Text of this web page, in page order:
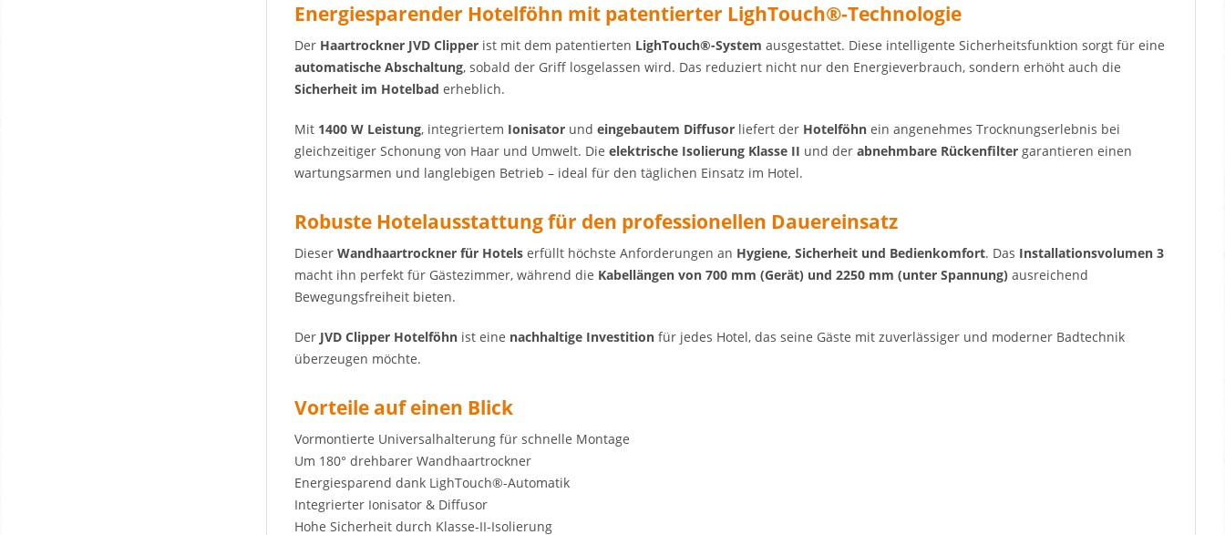
Energiesparender Hotelföhn mit patentierter LighTouch®-Technologie
Der Haartrockner JVD Clipper ist mit dem patentierten LighTouch®-System ausgestattet. Diese intelligente Sicherheitsfunktion sorgt für eine
automatische Abschaltung, sobald der Griff losgelassen wird. Das reduziert nicht nur den Energieverbrauch, sondern erhöht auch die
Sicherheit im Hotelbad erheblich.
Mit 1400 W Leistung, integriertem Ionisator und eingebautem Diffusor liefert der Hotelföhn ein angenehmes Trocknungserlebnis bei
gleichzeitiger Schonung von Haar und Umwelt. Die elektrische Isolierung Klasse II und der abnehmbare Rückenfilter garantieren einen
wartungsarmen und langlebigen Betrieb – ideal für den täglichen Einsatz im Hotel.
Robuste Hotelausstattung für den professionellen Dauereinsatz
Dieser Wandhaartrockner für Hotels erfüllt höchste Anforderungen an Hygiene, Sicherheit und Bedienkomfort. Das Installationsvolumen 3
macht ihn perfekt für Gästezimmer, während die Kabellängen von 700 mm (Gerät) und 2250 mm (unter Spannung) ausreichend
Bewegungsfreiheit bieten.
Der JVD Clipper Hotelföhn ist eine nachhaltige Investition für jedes Hotel, das seine Gäste mit zuverlässiger und moderner Badtechnik
überzeugen möchte.
Vorteile auf einen Blick
Vormontierte Universalhalterung für schnelle Montage
Um 180° drehbarer Wandhaartrockner
Energiesparend dank LighTouch®-Automatik
Integrierter Ionisator & Diffusor
Hohe Sicherheit durch Klasse-II-Isolierung